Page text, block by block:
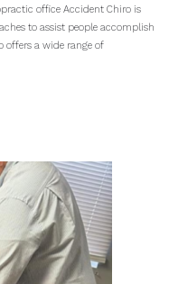
office Accident Chiro is
to assist people accomplish
offers a wide range of